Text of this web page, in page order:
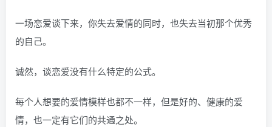
一场恋爱谈下来，你失去爱情的同时，也失去当初那个优秀
的自己。
诚然，谈恋爱没有什么特定的公式。
每个人想要的爱情模样也都不一样，但是好的、健康的爱
情，也一定有它们的共通之处。